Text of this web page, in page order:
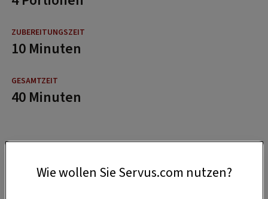
10 Minuten
40 Minuten
Wie wollen Sie Servus.com nutzen?